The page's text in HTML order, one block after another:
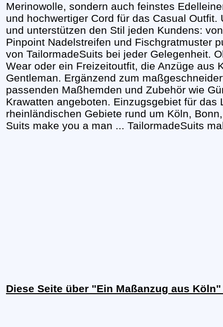
Merinowolle, sondern auch feinstes
und hochwertiger Cord für das Casual
und unterstützen den Stil jeden Kundens:
Pinpoint Nadelstreifen und Fischgratmuster
von TailormadeSuits bei jeder Gelegenheit.
Wear oder ein Freizeitoutfit, die Anzüge aus
Gentleman. Ergänzend zum
passenden Maßhemden und Zubehör wie
Krawatten angeboten. Einzugsgebiet für
rheinländischen Gebiete rund um Köln,
Suits make you a man ... TailormadeSuits
Diese Seite über "Ein Maßanzug aus